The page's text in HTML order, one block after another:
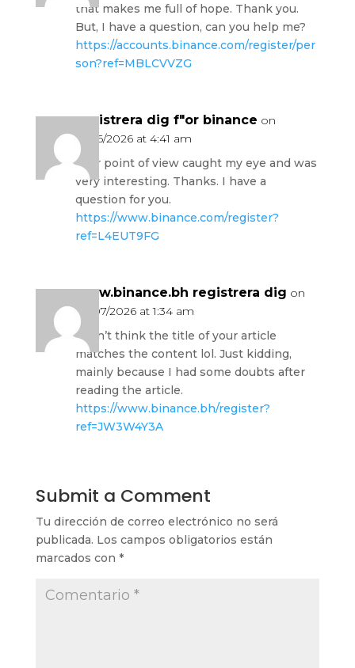
that makes me full of hope. Thank you.
But, I have a question, can you help me?
https://accounts.binance.com/register/per
son?ref=MBLCVVZG
registrera dig f"or binance on
16/06/2026 at 4:41 am
Your point of view caught my eye and was
very interesting. Thanks. I have a
question for you.
https://www.binance.com/register?
ref=L4EUT9FG
www.binance.bh registrera dig on
28/07/2026 at 1:34 am
I don’t think the title of your article
matches the content lol. Just kidding,
mainly because I had some doubts after
reading the article.
https://www.binance.bh/register?
ref=JW3W4Y3A
Submit a Comment
Tu dirección de correo electrónico no será
publicada. Los campos obligatorios están
marcados con *